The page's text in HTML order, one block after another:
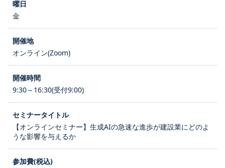
金
オンライン(Zoom)
9:30～16:30(受付9:00)
【オンラインセミナー】生成AIの急速な進歩が建設業にどのよ
うな影響を与えるか